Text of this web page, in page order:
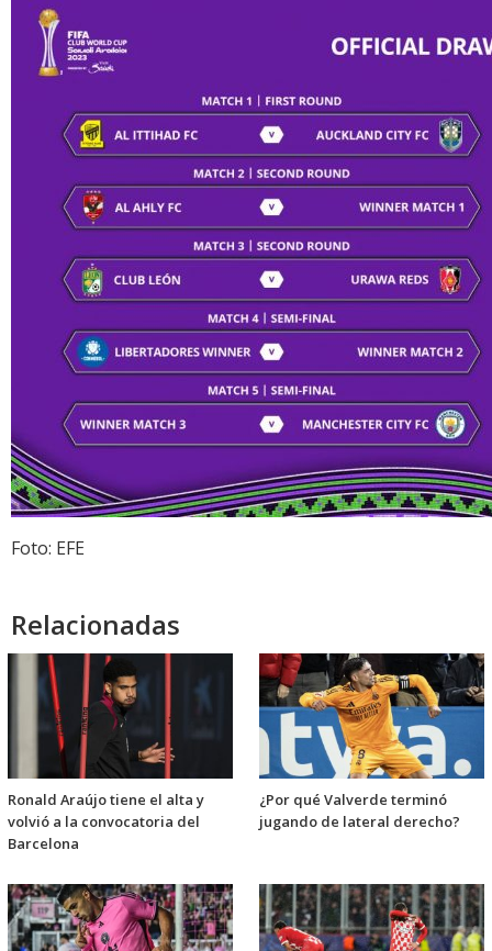
Foto: EFE
Relacionadas
Ronald Araújo tiene el alta y
volvió a la convocatoria del
Barcelona
¿Por qué Valverde terminó
jugando de lateral derecho?